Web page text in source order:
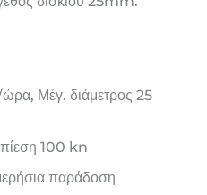
Μέγ. διάμετρος 25
πίεση 100 kn
παράδοση